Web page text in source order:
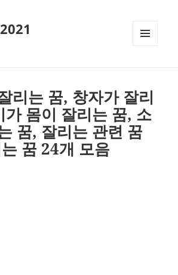
리는 꿈, 창자가 잘리
가 몸이 잘리는 꿈, 소
꿈, 잘리는 관련 꿈
꿈 24개 모음